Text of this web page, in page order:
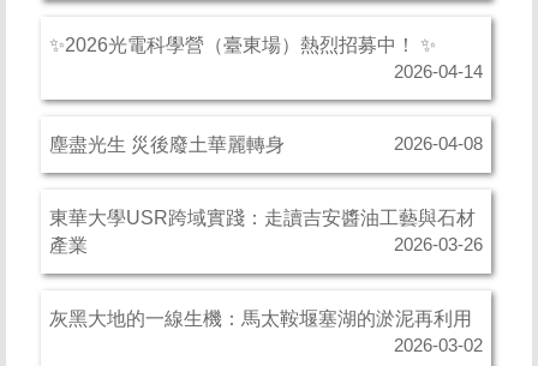
✨2026光電科學營（臺東場）熱烈招募中！ ✨
2026-04-14
塵盡光生 災後廢土華麗轉身 2026-04-08
東華大學USR跨域實踐：走讀吉安醬油工藝與石材
產業
2026-03-26
灰黑大地的一線生機：馬太鞍堰塞湖的淤泥再利用
2026-03-02